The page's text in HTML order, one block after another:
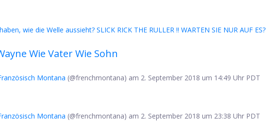
wie die Welle aussieht? SLICK RICK THE RULLER !! WARTEN SIE NUR AUF ES?
Wie Vater Wie Sohn
Montana (@frenchmontana) am 2. September 2018 um 14:49 Uhr PDT
Montana (@frenchmontana) am 2. September 2018 um 23:38 Uhr PDT